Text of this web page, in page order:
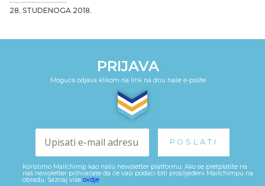
28. STUDENOGA 2018.
PRIJAVA
Moguća odjava klikom na link na dnu naše e-pošte
Koristimo Mailchimp kao našu newsletter platformu. Ako se pretplatite na
naš newsletter prihvaćate da će vaši podaci biti proslijeđeni Mailchimpu na
obradu. Saznaj više ovdje.